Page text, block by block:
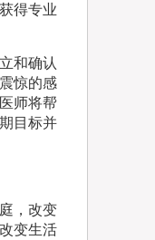
得专业
和确认
惊的感
师将帮
目标并
，改变
变生活